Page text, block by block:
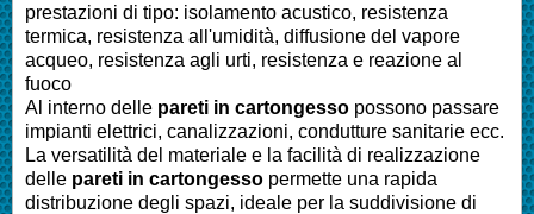
prestazioni di tipo: isolamento acustico, resistenza
termica, resistenza all'umidità, diffusione del vapore
acqueo, resistenza agli urti, resistenza e reazione al
fuoco
Al interno delle pareti in cartongesso possono passare
impianti elettrici, canalizzazioni, condutture sanitarie ecc.
La versatilità del materiale e la facilità di realizzazione
delle pareti in cartongesso permette una rapida
distribuzione degli spazi, ideale per la suddivisione di